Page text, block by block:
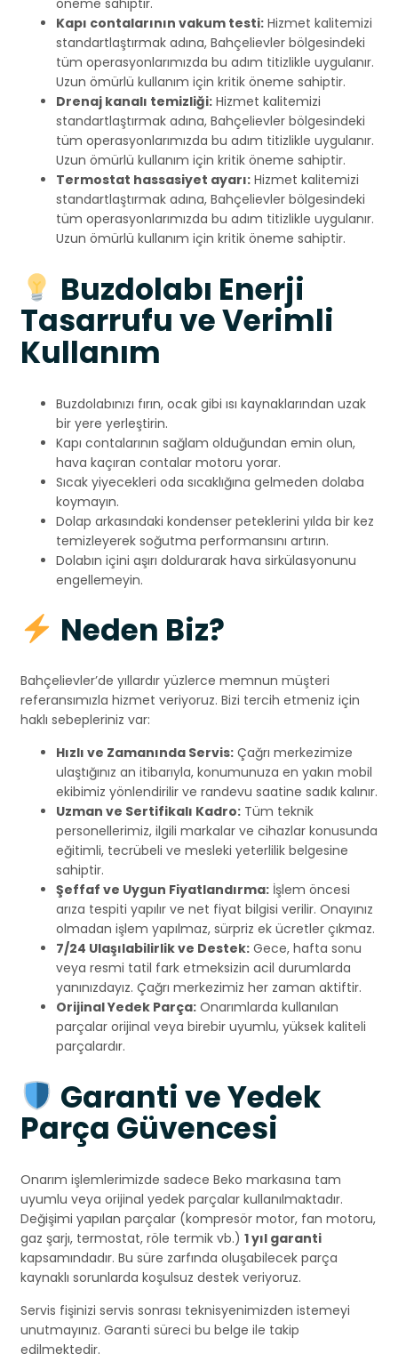
öneme sahiptir.
Kapı contalarının vakum testi: Hizmet kalitemizi
standartlaştırmak adına, Bahçelievler bölgesindeki
tüm operasyonlarımızda bu adım titizlikle uygulanır.
Uzun ömürlü kullanım için kritik öneme sahiptir.
Drenaj kanalı temizliği: Hizmet kalitemizi
standartlaştırmak adına, Bahçelievler bölgesindeki
tüm operasyonlarımızda bu adım titizlikle uygulanır.
Uzun ömürlü kullanım için kritik öneme sahiptir.
Termostat hassasiyet ayarı: Hizmet kalitemizi
standartlaştırmak adına, Bahçelievler bölgesindeki
tüm operasyonlarımızda bu adım titizlikle uygulanır.
Uzun ömürlü kullanım için kritik öneme sahiptir.
Buzdolabı Enerji
Tasarrufu ve Verimli
Kullanım
Buzdolabınızı fırın, ocak gibi ısı kaynaklarından uzak
bir yere yerleştirin.
Kapı contalarının sağlam olduğundan emin olun,
hava kaçıran contalar motoru yorar.
Sıcak yiyecekleri oda sıcaklığına gelmeden dolaba
koymayın.
Dolap arkasındaki kondenser peteklerini yılda bir kez
temizleyerek soğutma performansını artırın.
Dolabın içini aşırı doldurarak hava sirkülasyonunu
engellemeyin.
Neden Biz?
Bahçelievler’de yıllardır yüzlerce memnun müşteri
referansımızla hizmet veriyoruz. Bizi tercih etmeniz için
haklı sebepleriniz var:
Hızlı ve Zamanında Servis: Çağrı merkezimize
ulaştığınız an itibarıyla, konumunuza en yakın mobil
ekibimiz yönlendirilir ve randevu saatine sadık kalınır.
Uzman ve Sertifikalı Kadro: Tüm teknik
personellerimiz, ilgili markalar ve cihazlar konusunda
eğitimli, tecrübeli ve mesleki yeterlilik belgesine
sahiptir.
Şeffaf ve Uygun Fiyatlandırma: İşlem öncesi
arıza tespiti yapılır ve net fiyat bilgisi verilir. Onayınız
olmadan işlem yapılmaz, sürpriz ek ücretler çıkmaz.
7/24 Ulaşılabilirlik ve Destek: Gece, hafta sonu
veya resmi tatil fark etmeksizin acil durumlarda
yanınızdayız. Çağrı merkezimiz her zaman aktiftir.
Orijinal Yedek Parça: Onarımlarda kullanılan
parçalar orijinal veya birebir uyumlu, yüksek kaliteli
parçalardır.
Garanti ve Yedek
Parça Güvencesi
Onarım işlemlerimizde sadece Beko markasına tam
uyumlu veya orijinal yedek parçalar kullanılmaktadır.
Değişimi yapılan parçalar (kompresör motor, fan motoru,
gaz şarjı, termostat, röle termik vb.) 1 yıl garanti
kapsamındadır. Bu süre zarfında oluşabilecek parça
kaynaklı sorunlarda koşulsuz destek veriyoruz.
Servis fişinizi servis sonrası teknisyenimizden istemeyi
unutmayınız. Garanti süreci bu belge ile takip
edilmektedir.